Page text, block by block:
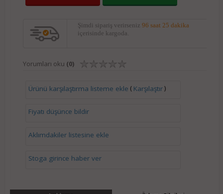
Şimdi sipariş verirseniz 96 saat 25 dakika
içerisinde kargoda.
Yorumları oku (0)
Ürünü karşılaştırma listeme ekle ( Karşılaştır)
Fiyatı düşünce bildir
Aklımdakiler listesine ekle
Stoga girince haber ver